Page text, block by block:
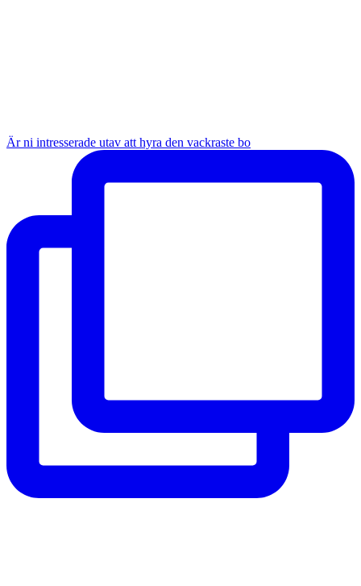
Är ni intresserade utav att hyra den vackraste bo